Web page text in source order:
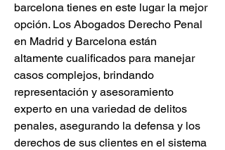
barcelona tienes en este lugar la mejor
opción. Los Abogados Derecho Penal
en Madrid y Barcelona están
altamente cualificados para manejar
casos complejos, brindando
representación y asesoramiento
experto en una variedad de delitos
penales, asegurando la defensa y los
derechos de sus clientes en el sistema